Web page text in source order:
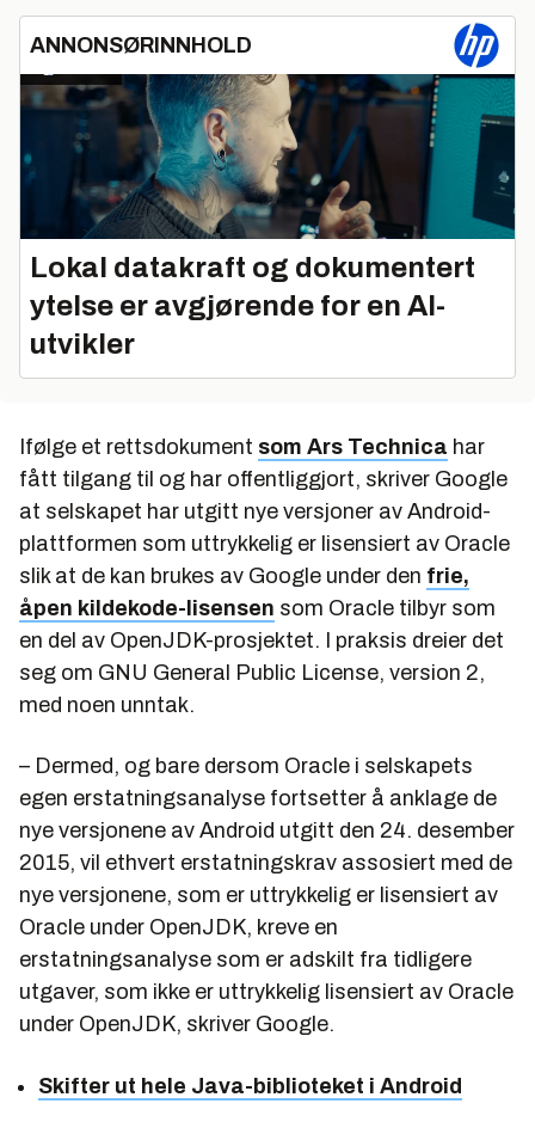
ANNONSØRINNHOLD
Lokal datakraft og dokumentert
ytelse er avgjørende for en AI-
utvikler
Ifølge et rettsdokument som Ars Technica har
fått tilgang til og har offentliggjort, skriver Google
at selskapet har utgitt nye versjoner av Android-
plattformen som uttrykkelig er lisensiert av Oracle
slik at de kan brukes av Google under den frie,
åpen kildekode-lisensen som Oracle tilbyr som
en del av OpenJDK-prosjektet. I praksis dreier det
seg om GNU General Public License, version 2,
med noen unntak.
– Dermed, og bare dersom Oracle i selskapets
egen erstatningsanalyse fortsetter å anklage de
nye versjonene av Android utgitt den 24. desember
2015, vil ethvert erstatningskrav assosiert med de
nye versjonene, som er uttrykkelig er lisensiert av
Oracle under OpenJDK, kreve en
erstatningsanalyse som er adskilt fra tidligere
utgaver, som ikke er uttrykkelig lisensiert av Oracle
under OpenJDK, skriver Google.
Skifter ut hele Java-biblioteket i Android